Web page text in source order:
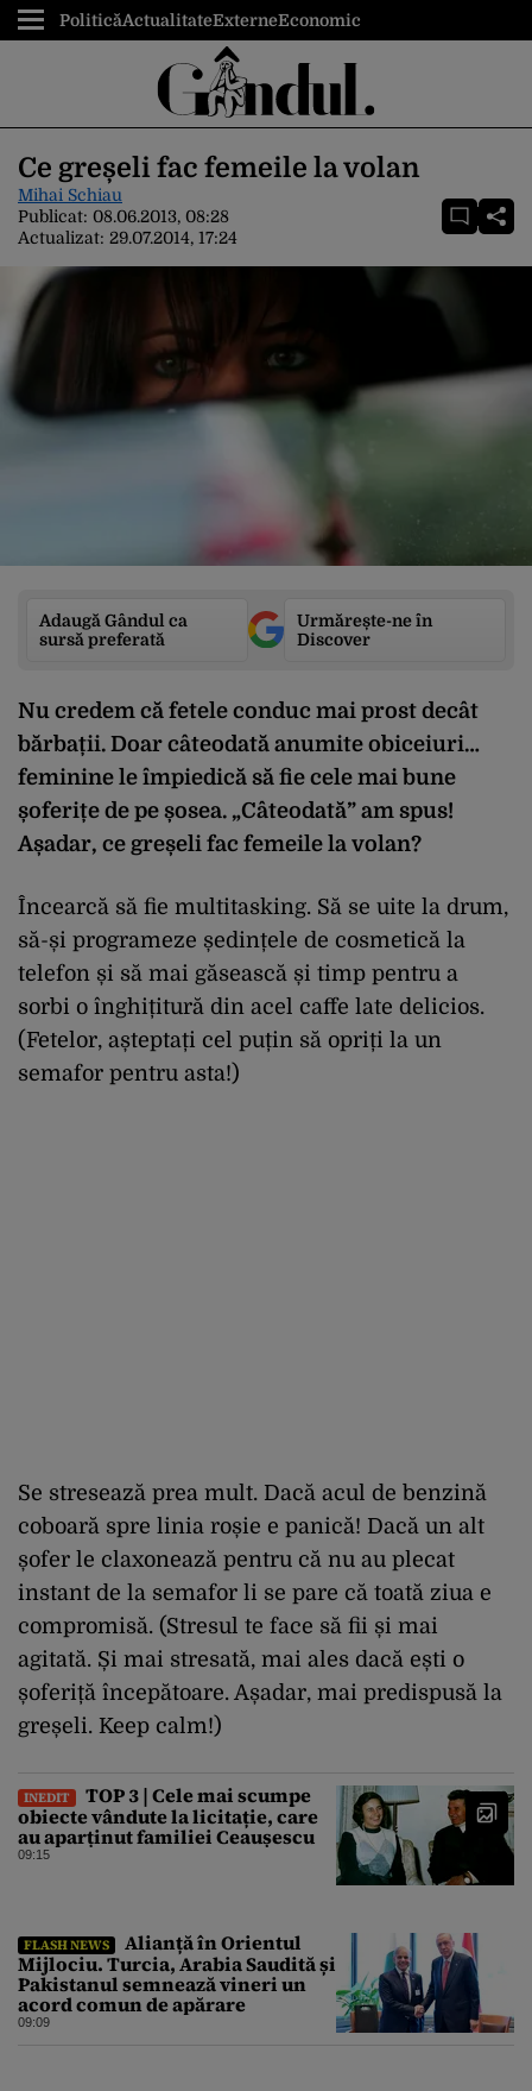
PoliticăActualitateExterneEconomic
Ce greșeli fac femeile la volan
Mihai Schiau
Publicat: 08.06.2013, 08:28
Actualizat: 29.07.2014, 17:24
Adaugă Gândul ca
sursă preferată
Urmărește-ne în
Discover
Nu credem că fetele conduc mai prost decât
bărbații. Doar câteodată anumite obiceiuri…
feminine le împiedică să fie cele mai bune
șoferițe de pe șosea. „Câteodată” am spus!
Așadar, ce greșeli fac femeile la volan?
Încearcă să fie multitasking. Să se uite la drum,
să-și programeze ședințele de cosmetică la
telefon și să mai găsească și timp pentru a
sorbi o înghițitură din acel caffe late delicios.
(Fetelor, așteptați cel puțin să opriți la un
semafor pentru asta!)
Se stresează prea mult. Dacă acul de benzină
coboară spre linia roșie e panică! Dacă un alt
șofer le claxonează pentru că nu au plecat
instant de la semafor li se pare că toată ziua e
compromisă. (Stresul te face să fii și mai
agitată. Și mai stresată, mai ales dacă ești o
șoferiță începătoare. Așadar, mai predispusă la
greșeli. Keep calm!)
INEDIT
TOP 3 | Cele mai scumpe
obiecte vândute la licitație, care
au aparținut familiei Ceaușescu
09:15
FLASH NEWS
Alianță în Orientul
Mijlociu. Turcia, Arabia Saudită și
Pakistanul semnează vineri un
acord comun de apărare
09:09